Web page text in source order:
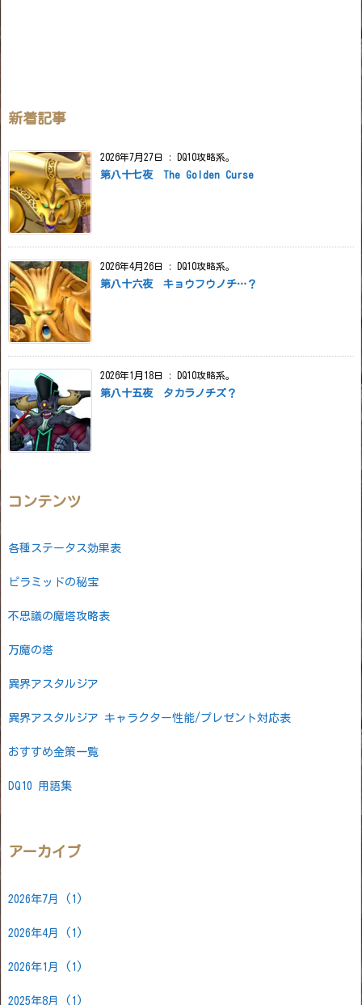
新着記事
2026年7月27日 : DQ10攻略系。
第八十七夜 The Golden Curse
2026年4月26日 : DQ10攻略系。
第八十六夜 キョウフウノチ…？
2026年1月18日 : DQ10攻略系。
第八十五夜 タカラノチズ？
コンテンツ
各種ステータス効果表
ピラミッドの秘宝
不思議の魔塔攻略表
万魔の塔
異界アスタルジア
異界アスタルジア キャラクター性能/プレゼント対応表
おすすめ金策一覧
DQ10 用語集
アーカイブ
2026年7月 (1)
2026年4月 (1)
2026年1月 (1)
2025年8月 (1)